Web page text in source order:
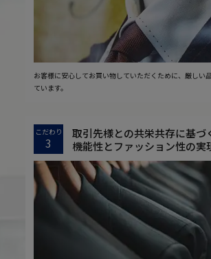
お客様に安心してお買い物していただくために、厳しい
ています。
こだわり
3
取引先様との共栄共存に基づ
機能性とファッション性の実